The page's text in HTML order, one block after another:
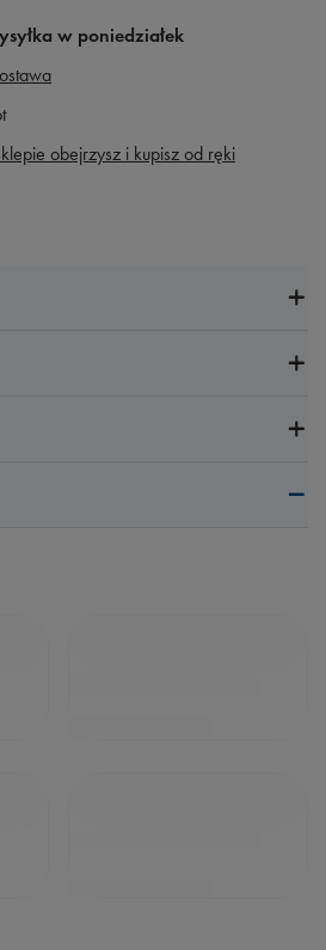
w poniedziałek
obejrzysz i kupisz od ręki